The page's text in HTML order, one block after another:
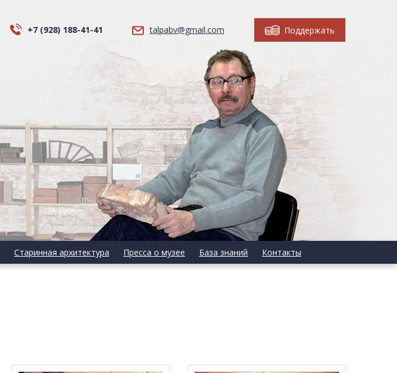
+7 (928) 188-41-41 talpabv@gmail.com Поддержать
Старинная архитектура Пресса о музее База знаний Контакты